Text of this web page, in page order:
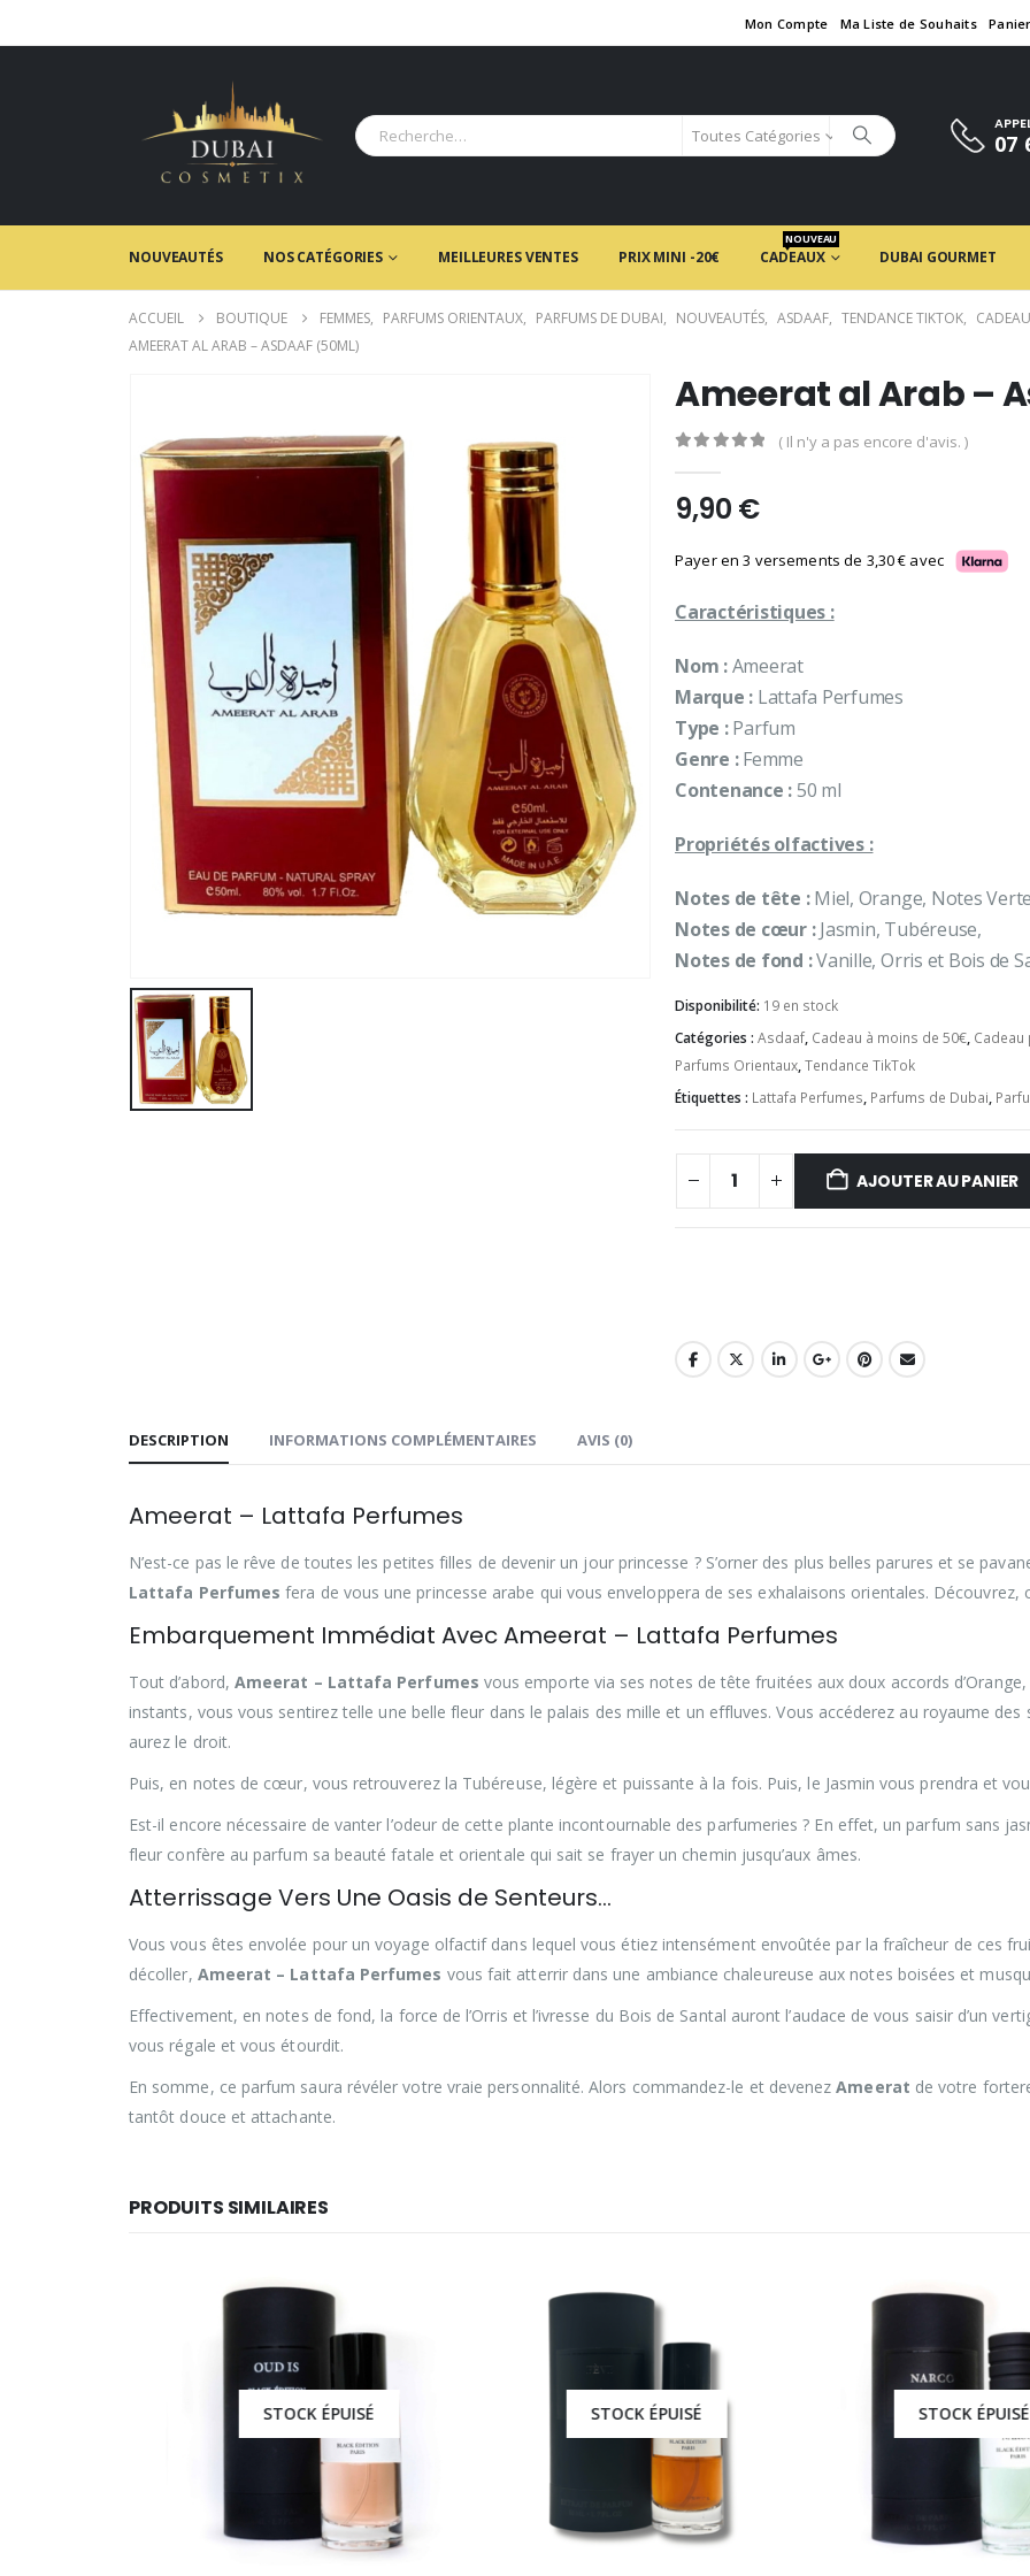
Mon Compte Ma Liste de Souhaits Panier
Toutes Catégories 07
NOUVEAUTÉS NOS CATÉGORIES MEILLEURES VENTES PRIX MINI -20€ CADEAUX
NOUVEAU
DUBAI GOURMET
ACCUEIL BOUTIQUE FEMMES, PARFUMS ORIENTAUX, PARFUMS DE DUBAI, NOUVEAUTÉS, ASDAAF, TENDANCE TIKTOK,
AMEERAT AL ARAB – ASDAAF (50ML)
Ameerat al Arab –
( Il n'y a pas encore d'avis. )
9,90 €
Payer en 3 versements de 3,30€ avec
Caractéristiques :
Nom :Ameerat
Marque : Lattafa Perfumes
Type :Parfum
Genre :Femme
Contenance :50 ml
Propriétés olfactives :
Notes de tête :Miel, Orange, Notes
Notes de cœur :Jasmin, Tubéreuse,
Notes de fond :Vanille, Orris et Bois de
Disponibilité: 19 en stock
Catégories : Asdaaf, Cadeau à moins de 50€, Cadeau
Parfums Orientaux,Tendance TikTok
Étiquettes : Lattafa Perfumes, Parfums de Dubai,
AJOUTER AU PANIER
DESCRIPTION INFORMATIONS COMPLÉMENTAIRES AVIS (0)
Ameerat – Lattafa Perfumes
N’est-ce pas le rêve de toutes les petites filles de devenir un jour princesse ? S’orner des plus belles parures et se
Lattafa Perfumes fera de vous une princesse arabe qui vous enveloppera de ses exhalaisons orientales. Découvrez,
Embarquement Immédiat Avec Ameerat – Lattafa Perfumes
Tout d’abord, Ameerat – Lattafa Perfumes vous emporte via ses notes de tête fruitées aux doux accords
instants, vous vous sentirez telle une belle fleur dans le palais des mille et un effluves. Vous accéderez au royaume
aurez le droit.
Puis, en notes de cœur, vous retrouverez la Tubéreuse, légère et puissante à la fois. Puis, le Jasmin vous prendra et
Est-il encore nécessaire de vanter l’odeur de cette plante incontournable des parfumeries ? En effet, un parfum sans
fleur confère au parfum sa beauté fatale et orientale qui sait se frayer un chemin jusqu’aux âmes.
Atterrissage Vers Une Oasis de Senteurs…
Vous vous êtes envolée pour un voyage olfactif dans lequel vous étiez intensément envoûtée par la fraîcheur de ces
décoller, Ameerat – Lattafa Perfumes vous fait atterrir dans une ambiance chaleureuse aux notes boisées et
Effectivement, en notes de fond, la force de l’Orris et l’ivresse du Bois de Santal auront l’audace de vous saisir d’un
vous régale et vous étourdit.
En somme, ce parfum saura révéler votre vraie personnalité. Alors commandez-le et devenezAmeerat de votre
tantôt douce et attachante.
PRODUITS SIMILAIRES
STOCK ÉPUISÉ STOCK ÉPUISÉ STOCK ÉPUISÉ